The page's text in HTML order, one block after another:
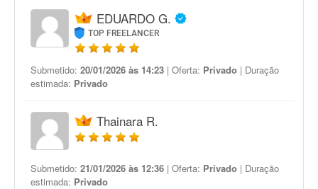
EDUARDO G.
TOP FREELANCER
Submetido: 20/01/2026 às 14:23 | Oferta: Privado | Duração
estimada: Privado
Thainara R.
Submetido: 21/01/2026 às 12:36 | Oferta: Privado | Duração
estimada: Privado